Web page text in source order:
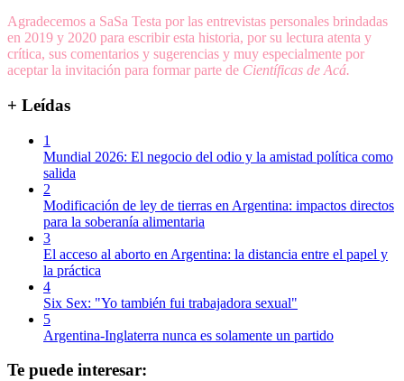
Agradecemos a SaSa Testa por las entrevistas personales brindadas
en 2019 y 2020 para escribir esta historia, por su lectura atenta y
crítica, sus comentarios y sugerencias y muy especialmente por
aceptar la invitación para formar parte de Científicas de Acá.
+ Leídas
1
Mundial 2026: El negocio del odio y la amistad política como
salida
2
Modificación de ley de tierras en Argentina: impactos directos
para la soberanía alimentaria
3
El acceso al aborto en Argentina: la distancia entre el papel y
la práctica
4
Six Sex: "Yo también fui trabajadora sexual"
5
Argentina-Inglaterra nunca es solamente un partido
Te puede interesar: